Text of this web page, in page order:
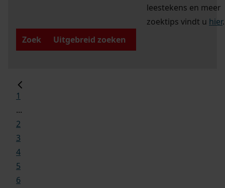
leestekens en meer
zoektips vindt u hier.
Zoek
Uitgebreid zoeken
1
...
2
3
4
5
6